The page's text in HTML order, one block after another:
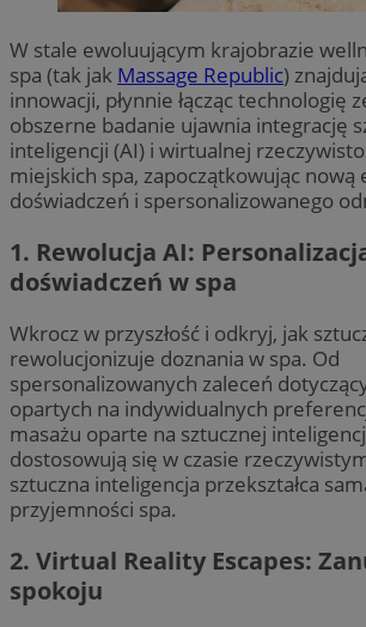
W stale ewoluującym krajobrazie
spa (tak jak Massage Republic)
innowacji, płynnie łącząc technologię
obszerne badanie ujawnia integrację
inteligencji (AI) i wirtualnej
miejskich spa, zapoczątkowując nową
doświadczeń i spersonalizowanego
1. Rewolucja AI:
doświadczeń w spa
Wkrocz w przyszłość i odkryj, jak
rewolucjonizuje doznania w spa. Od
spersonalizowanych zaleceń
opartych na indywidualnych
masażu oparte na sztucznej
dostosowują się w czasie
sztuczna inteligencja przekształca
przyjemności spa.
2. Virtual Reality Escapes:
spokoju